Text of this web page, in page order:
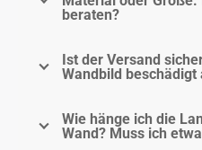
beraten?
Ist der Versand
Wandbild beschädigt
Wie hänge ich die
Wand? Muss ich